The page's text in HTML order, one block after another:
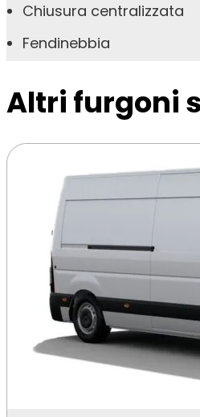
Chiusura centralizzata
Fendinebbia
Altri furgoni